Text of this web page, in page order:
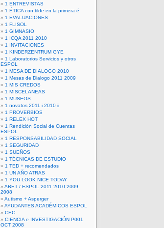
1 ENTREVISTAS
1 ÉTICA con tilde en la primera é.
1 EVALUACIONES
1 FLISOL
1 GIMNASIO
1 ICQA 2011 2010
1 INVITACIONES
1 KINDERZENTRUM GYE
1 Laboratorios Servicios y otros
ESPOL
1 MESA DE DIALOGO 2010
1 Mesas de Dialogo 2011 2009
1 MIS CREDOS
1 MISCELANEAS
1 MUSEOS
1 novatos 2011 i 2010 ii
1 PROVERBIOS
1 RELEX HOT
1 Rendición Social de Cuentas
ESPOL
1 RESPONSABILIDAD SOCIAL
1 SEGURIDAD
1 SUEÑOS
1 TÉCNICAS DE ESTUDIO
1 TED + recomendados
1 UN AÑO ATRAS
1 YOU LOOK NICE TODAY
ABET / ESPOL 2011 2010 2009
2008
Autismo + Asperger
AYUDANTES ACADÉMICOS ESPOL
CEC
CIENCIA e INVESTIGACIÓN P001
OCT 2008